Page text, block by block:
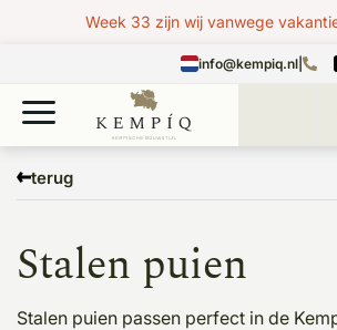
Week 33 zijn wij vanwege
info@kempiq.nl
terug
Stalen productenStalen puien
Stalen puien
Stalen puien passen perfect in de